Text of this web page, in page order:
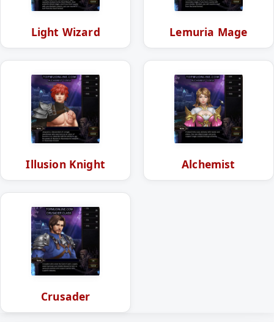
Light Wizard Lemuria Mage
Illusion Knight Alchemist
Crusader